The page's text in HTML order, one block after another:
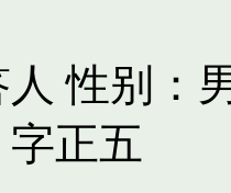
性别：
正五